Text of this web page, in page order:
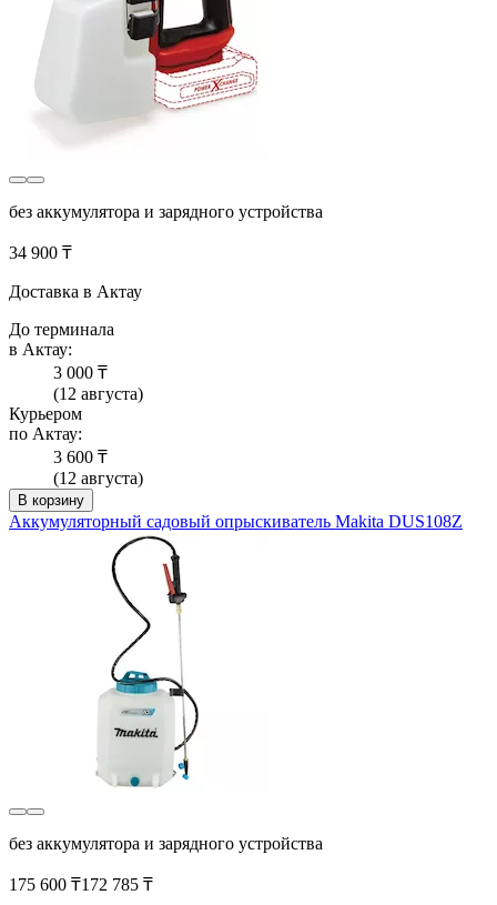
без аккумулятора и зарядного устройства
34 900 ₸
Доставка в Актау
До терминала
в Актау:
3 000 ₸
(12 августа)
Курьером
по Актау:
3 600 ₸
(12 августа)
В корзину
Аккумуляторный садовый опрыскиватель Makita DUS108Z
без аккумулятора и зарядного устройства
175 600 ₸172 785 ₸